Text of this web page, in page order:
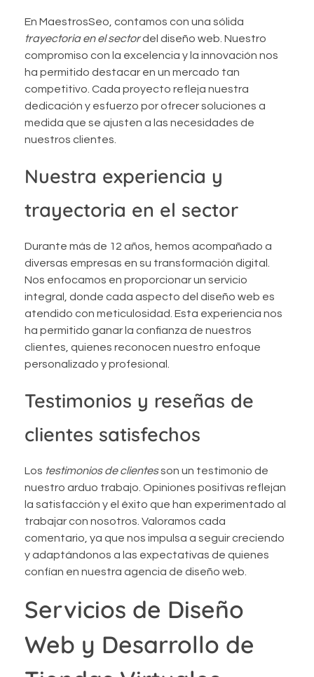
En MaestrosSeo, contamos con una sólida
trayectoria en el sectordel diseño web. Nuestro
compromiso con la excelencia y la innovación nos
ha permitido destacar en un mercado tan
competitivo. Cada proyecto refleja nuestra
dedicación y esfuerzo por ofrecer soluciones a
medida que se ajusten a las necesidades de
nuestros clientes.
Nuestra experiencia y
trayectoria en el sector
Durante más de 12 años, hemos acompañado a
diversas empresas en su transformación digital.
Nos enfocamos en proporcionar un servicio
integral, donde cada aspecto del diseño web es
atendido con meticulosidad. Esta experiencia nos
ha permitido ganar la confianza de nuestros
clientes, quienes reconocen nuestro enfoque
personalizado y profesional.
Testimonios y reseñas de
clientes satisfechos
Los testimonios de clientesson un testimonio de
nuestro arduo trabajo. Opiniones positivas reflejan
la satisfacción y el éxito que han experimentado al
trabajar con nosotros. Valoramos cada
comentario, ya que nos impulsa a seguir creciendo
y adaptándonos a las expectativas de quienes
confían en nuestra agencia de diseño web.
Servicios de Diseño
Web y Desarrollo de